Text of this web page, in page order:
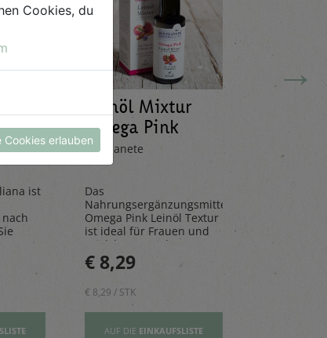
ist
Leinöl Mixtur
Omega Pink
100ml
Bio Planete
Das
Nahrungsergänzungsmittel
Omega Pink Leinöl Textur
ist ideal für Frauen und
Mädchen – reich an
Vitamin E und wertovllen
Omega-3-Fettsäuren
€ 8,29
€ 8,29 / STK
AUF DIE EINKAUFSLISTE
→
Cookies, du
Cookies erlauben